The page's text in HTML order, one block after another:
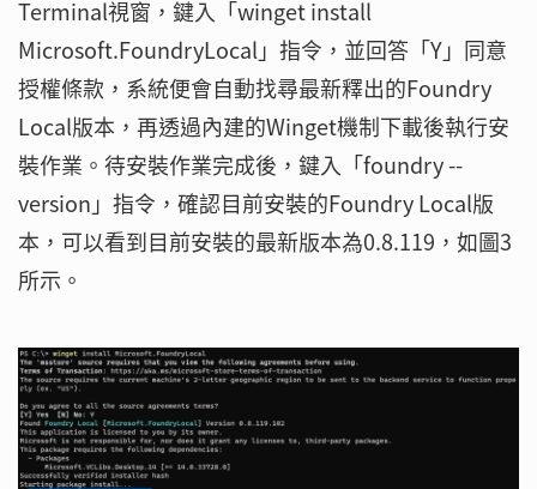
Terminal視窗，鍵入「winget install
Microsoft.FoundryLocal」指令，並回答「Y」同意
授權條款，系統便會自動找尋最新釋出的Foundry
Local版本，再透過內建的Winget機制下載後執行安
裝作業。待安裝作業完成後，鍵入「foundry --
version」指令，確認目前安裝的Foundry Local版
本，可以看到目前安裝的最新版本為0.8.119，如圖3
所示。